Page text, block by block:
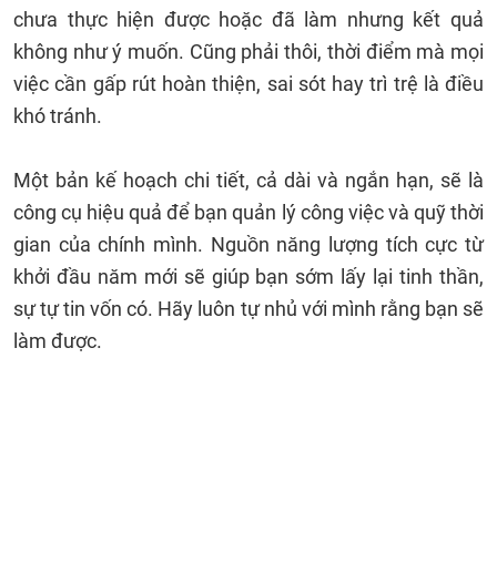
chưa thực hiện được hoặc đã làm nhưng kết quả
không như ý muốn. Cũng phải thôi, thời điểm mà mọi
việc cần gấp rút hoàn thiện, sai sót hay trì trệ là điều
khó tránh.
Một bản kế hoạch chi tiết, cả dài và ngắn hạn, sẽ là
công cụ hiệu quả để bạn quản lý công việc và quỹ thời
gian của chính mình. Nguồn năng lượng tích cực từ
khởi đầu năm mới sẽ giúp bạn sớm lấy lại tinh thần,
sự tự tin vốn có. Hãy luôn tự nhủ với mình rằng bạn sẽ
làm được.